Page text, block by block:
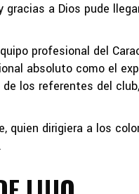
a Dios pude
profesional del
absoluto como el
los referentes del
quien dirigiera a los